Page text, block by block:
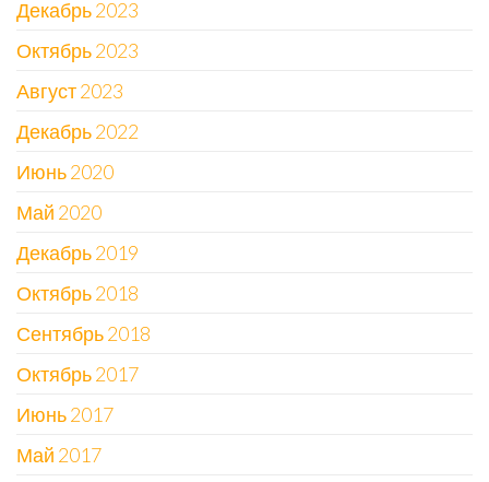
Декабрь 2023
Октябрь 2023
Август 2023
Декабрь 2022
Июнь 2020
Май 2020
Декабрь 2019
Октябрь 2018
Сентябрь 2018
Октябрь 2017
Июнь 2017
Май 2017